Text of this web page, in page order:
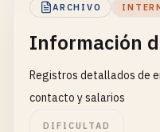
ARCHIVO
Información
Registros detallados de
contacto y salarios
DIFICULTAD